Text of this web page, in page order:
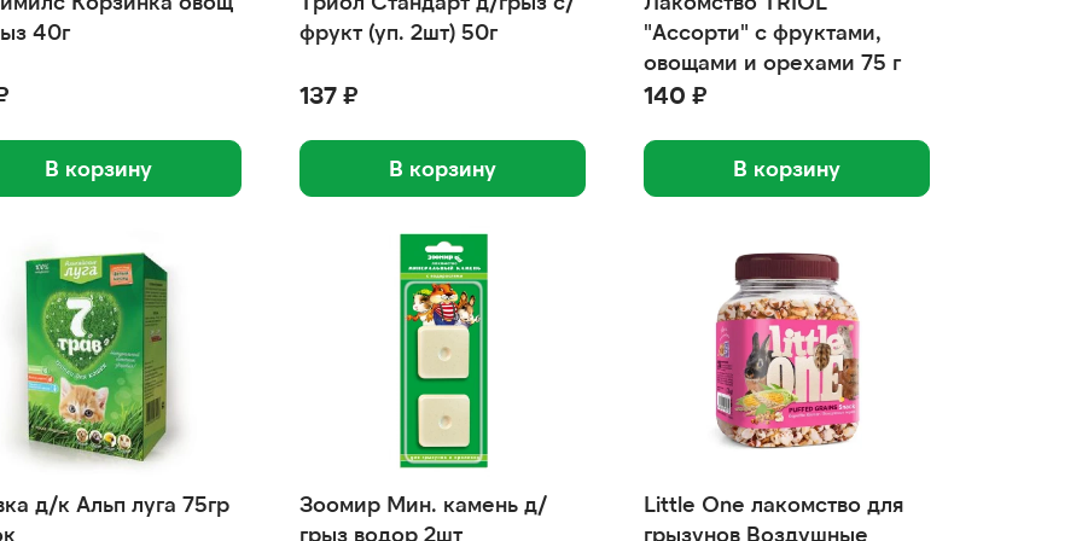
40г
В корзину
фрукт (уп. 2шт) 50г
137 ₽
В корзину
"Ассорти" с фруктами,
овощами и орехами 75 г
140 ₽
В корзину
75гр
Зоомир Мин. камень д/
грыз водор 2шт
Little One лакомство для
грызунов Воздушные